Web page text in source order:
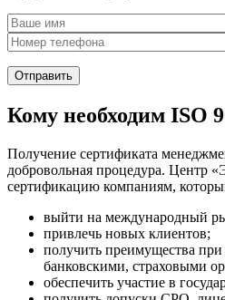
Кому необходим ISO
Получение сертификата
добровольная процедура. Центр
сертификацию компаниям,
выйти на международный
привлечь новых клиентов;
получить преимущества
банковскими, страховыми
обеспечить участие в